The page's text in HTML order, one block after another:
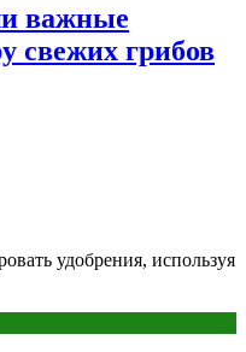
важные
свежих грибов
удобрения, используя